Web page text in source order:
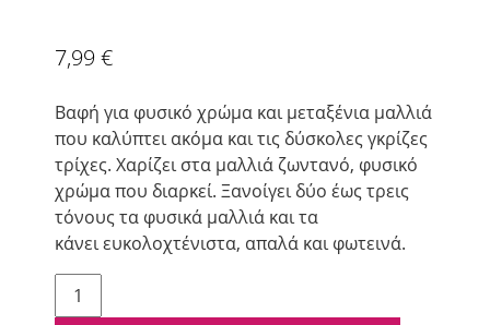
7,99 €
Βαφή για φυσικό χρώμα και μεταξένια μαλλιά
που καλύπτει ακόμα και τις δύσκολες γκρίζες
τρίχες. Χαρίζει στα μαλλιά ζωντανό, φυσικό
χρώμα που διαρκεί. Ξανοίγει δύο έως τρεις
τόνους τα φυσικά μαλλιά και τα
κάνει ευκολοχτένιστα, απαλά και φωτεινά.
Lorvenn
Beauty